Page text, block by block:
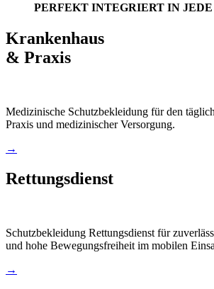
PERFEKT INTEGRIERT IN
Krankenhaus
& Praxis
Medizinische Schutzbekleidung für den
Praxis und medizinischer Versorgung.
→
Rettungsdienst
Schutzbekleidung Rettungsdienst für
und hohe Bewegungsfreiheit im mobilen
→